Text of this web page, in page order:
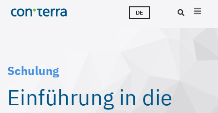
Direkt
zum
DE
Schulung
Einführung in die